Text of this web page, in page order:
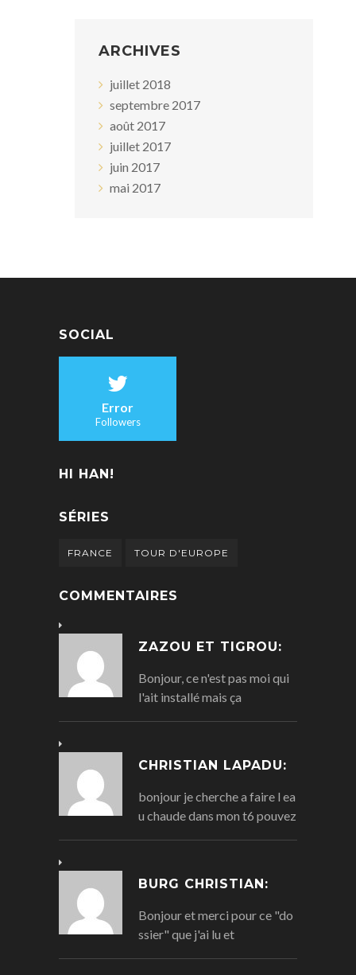
ARCHIVES
juillet 2018
septembre 2017
août 2017
juillet 2017
juin 2017
mai 2017
SOCIAL
Error
Followers
HI HAN!
SÉRIES
FRANCE TOUR D'EUROPE
COMMENTAIRES
ZAZOU ET TIGROU:
Bonjour, ce n'est pas moi qui
l'ait installé mais ça
CHRISTIAN LAPADU:
bonjour je cherche a faire l ea
u chaude dans mon t6 pouvez
BURG CHRISTIAN:
Bonjour et merci pour ce "do
ssier" que j'ai lu et